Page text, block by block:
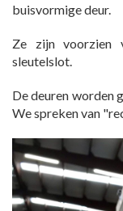
buisvormige deur.
Ze zijn voorzien
sleutelslot.
De deuren worden
We spreken van